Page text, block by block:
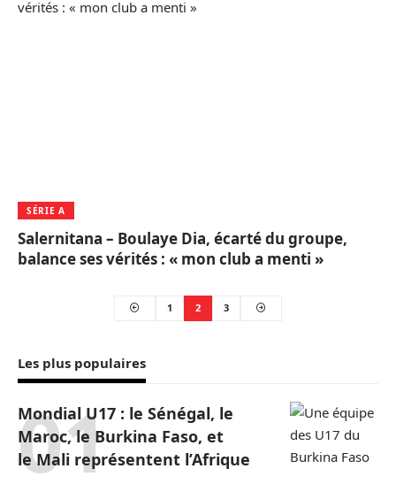
SÉRIE A
Salernitana – Boulaye Dia, écarté du groupe,
balance ses vérités : « mon club a menti »
1 2 3
Les plus populaires
Mondial U17 : le Sénégal, le
Maroc, le Burkina Faso, et
le Mali représentent l’Afrique